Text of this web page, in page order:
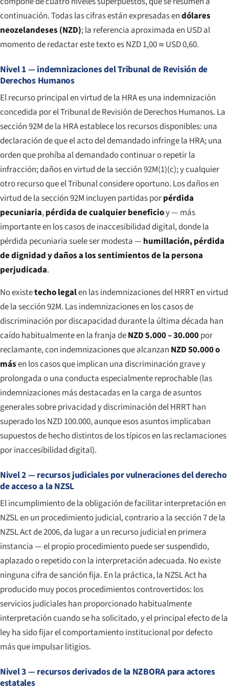
continuación. Todas las cifras están expresadas endólares
neozelandeses (NZD); la referencia aproximada en USD al
momento de redactar este texto es NZD 1,00 ≈ USD 0,60.
Nivel 1 — indemnizaciones del Tribunal de Revisión de
Derechos Humanos
El recurso principal en virtud de la HRA es una indemnización
concedida por el Tribunal de Revisión de Derechos Humanos. La
sección 92M de la HRA establece los recursos disponibles: una
declaración de que el acto del demandado infringe la HRA; una
orden que prohíba al demandado continuar o repetir la
infracción; daños en virtud de la sección 92M(1)(c); y cualquier
otro recurso que el Tribunal considere oportuno. Los daños en
virtud de la sección 92M incluyen partidas porpérdida
pecuniaria,pérdida de cualquier beneficioy — más
importante en los casos de inaccesibilidad digital, donde la
pérdida pecuniaria suele ser modesta — humillación, pérdida
de dignidad y daños a los sentimientos de la persona
perjudicada.
No existetecho legalen las indemnizaciones del HRRT en virtud
de la sección 92M. Las indemnizaciones en los casos de
discriminación por discapacidad durante la última década han
caído habitualmente en la franja deNZD 5.000 – 30.000por
reclamante, con indemnizaciones que alcanzan NZD 50.000 o
másen los casos que implican una discriminación grave y
prolongada o una conducta especialmente reprochable (las
indemnizaciones más destacadas en la carga de asuntos
generales sobre privacidad y discriminación del HRRT han
superado los NZD 100.000, aunque esos asuntos implicaban
supuestos de hecho distintos de los típicos en las reclamaciones
por inaccesibilidad digital).
Nivel 2 — recursos judiciales por vulneraciones del derecho
de acceso a la NZSL
El incumplimiento de la obligación de facilitar interpretación en
NZSL en un procedimiento judicial, contrario a la sección 7 de la
NZSL Act de 2006, da lugar a un recurso judicial en primera
instancia — el propio procedimiento puede ser suspendido,
aplazado o repetido con la interpretación adecuada. No existe
ninguna cifra de sanción fija. En la práctica, la NZSL Act ha
producido muy pocos procedimientos controvertidos: los
servicios judiciales han proporcionado habitualmente
interpretación cuando se ha solicitado, y el principal efecto de la
ley ha sido fijar el comportamiento institucional por defecto
más que impulsar litigios.
Nivel 3 — recursos derivados de la NZBORA para actores
estatales